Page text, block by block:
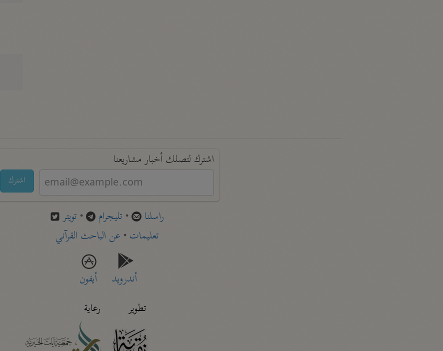
اشترك لتصلك أخبار مشاريعنا
اشترك
راسلنا • تليجرام • تويتر
تعليمات• عن الباحث القرآني
أندرويد
أيفون
تطوير
رعاية